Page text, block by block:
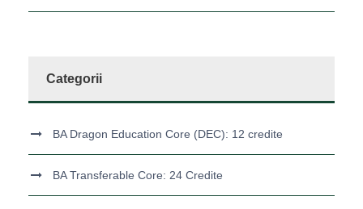
Categorii
BA Dragon Education Core (DEC): 12 credite
BA Transferable Core: 24 Credite